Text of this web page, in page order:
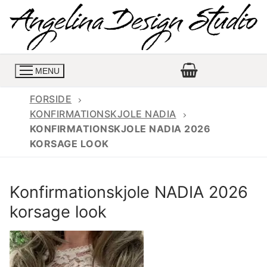
indhold
MENU
Konfirmations buksedragter
Konfirmationskjoler med lange ærmer
Konfirmationskjoler udsalg
Skrædder priser
Jeans priser
Kontakt
FORSIDE
KONFIRMATIONSKJOLE NADIA
KONFIRMATIONSKJOLE NADIA 2026
KORSAGE LOOK
Konfirmationskjole NADIA 2026
korsage look